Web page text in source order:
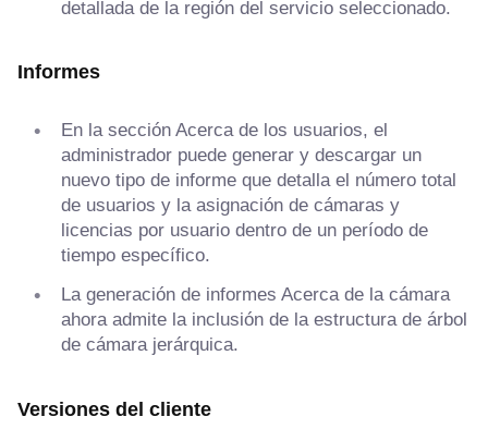
detallada de la región del servicio seleccionado.
Informes
En la sección Acerca de los usuarios, el
administrador puede generar y descargar un
nuevo tipo de informe que detalla el número total
de usuarios y la asignación de cámaras y
licencias por usuario dentro de un período de
tiempo específico.
La generación de informes Acerca de la cámara
ahora admite la inclusión de la estructura de árbol
de cámara jerárquica.
Versiones del cliente